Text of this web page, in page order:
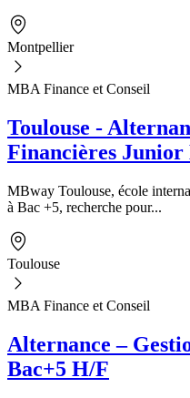
Montpellier
MBA Finance et Conseil
Toulouse -
Financières Junior
MBway Toulouse, école
à Bac +5, recherche pour...
Toulouse
MBA Finance et Conseil
Alternance –
Bac+5 H/F